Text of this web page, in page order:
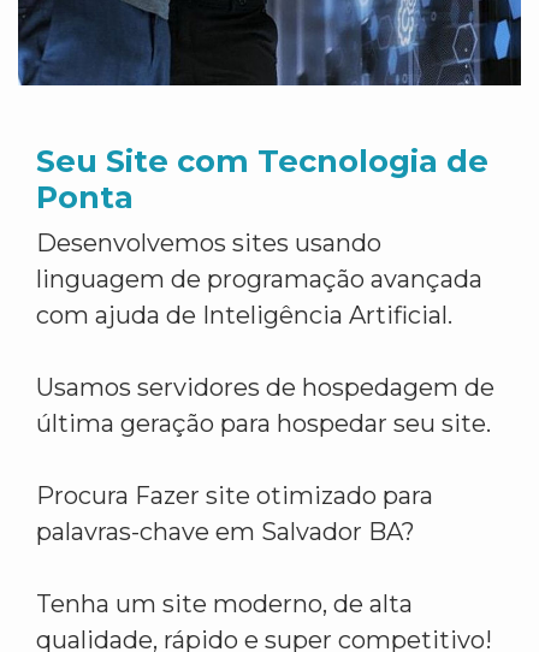
Seu Site com Tecnologia de
Ponta
Desenvolvemos sites usando
linguagem de programação avançada
com ajuda de Inteligência Artificial.
Usamos servidores de hospedagem de
última geração para hospedar seu site.
Procura Fazer site otimizado para
palavras-chave em Salvador BA?
Tenha um site moderno, de alta
qualidade, rápido e super competitivo!